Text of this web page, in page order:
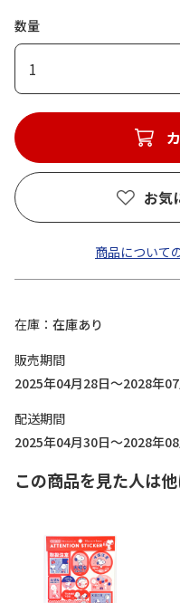
数量
1
お気
商品について
在庫
在庫あり
販売期間
2025年04月28日～2028年
配送期間
2025年04月30日～2028年
この商品を見た人は